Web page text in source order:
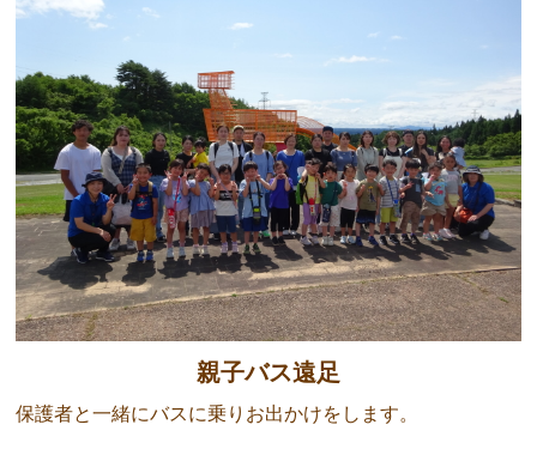
親子バス遠足
保護者と一緒にバスに乗りお出かけをします。